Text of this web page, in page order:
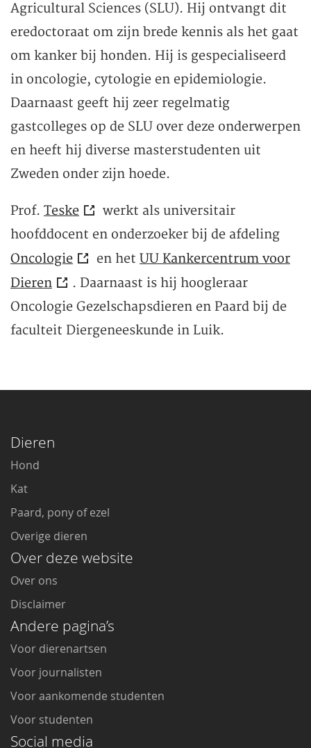
Agricultural Sciences (SLU). Hij ontvangt dit
eredoctoraat om zijn brede kennis als het gaat
om kanker bij honden. Hij is gespecialiseerd
in oncologie, cytologie en epidemiologie.
Daarnaast geeft hij zeer regelmatig
gastcolleges op de SLU over deze onderwerpen
en heeft hij diverse masterstudenten uit
Zweden onder zijn hoede.
Prof. Teske
werkt als universitair
hoofddocent en onderzoeker bij de afdeling
Oncologie
en het UU Kankercentrum voor
Dieren
. Daarnaast is hij hoogleraar
Oncologie Gezelschapsdieren en Paard bij de
faculteit Diergeneeskunde in Luik.
Dieren
Hond
Kat
Paard, pony of ezel
Overige dieren
Over deze website
Over ons
Disclaimer
Andere pagina’s
Voor dierenartsen
Voor journalisten
Voor aankomende studenten
Voor studenten
Social media